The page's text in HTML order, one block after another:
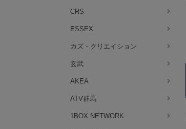
CRS
ESSEX
カズ・クリエイション
玄武
AKEA
ATV群馬
1BOX NETWORK